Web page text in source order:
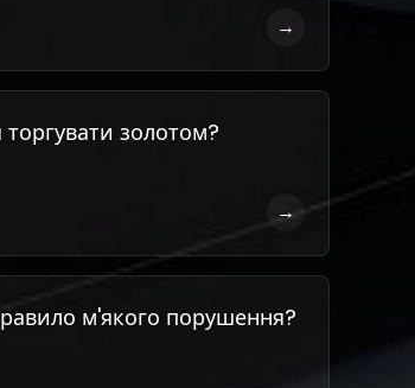
→
золотом?
→
м'якого порушення?